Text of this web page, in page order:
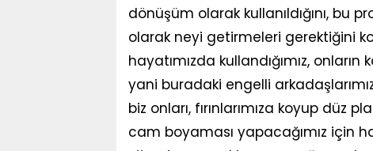
dönüşüm olarak kullanıldığını, bu
olarak neyi getirmeleri gerektiğini
hayatımızda kullandığımız,
yani buradaki engelli
biz onları, fırınlarımıza koyup düz
cam boyaması yapacağımız için